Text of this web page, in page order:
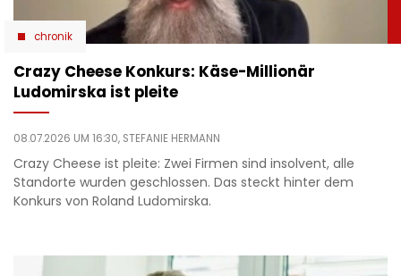
chronik
Crazy Cheese Konkurs: Käse-Millionär
Ludomirska ist pleite
08.07.2026 UM 16:30, STEFANIE HERMANN
Crazy Cheese ist pleite: Zwei Firmen sind insolvent, alle
Standorte wurden geschlossen. Das steckt hinter dem
Konkurs von Roland Ludomirska.